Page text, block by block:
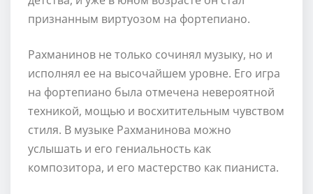
признанным виртуозом на фортепиано.
Рахманинов не только сочинял музыку, но и
исполнял ее на высочайшем уровне. Его игра
на фортепиано была отмечена невероятной
техникой, мощью и восхитительным чувством
стиля. В музыке Рахманинова можно
услышать и его гениальность как
композитора, и его мастерство как пианиста.